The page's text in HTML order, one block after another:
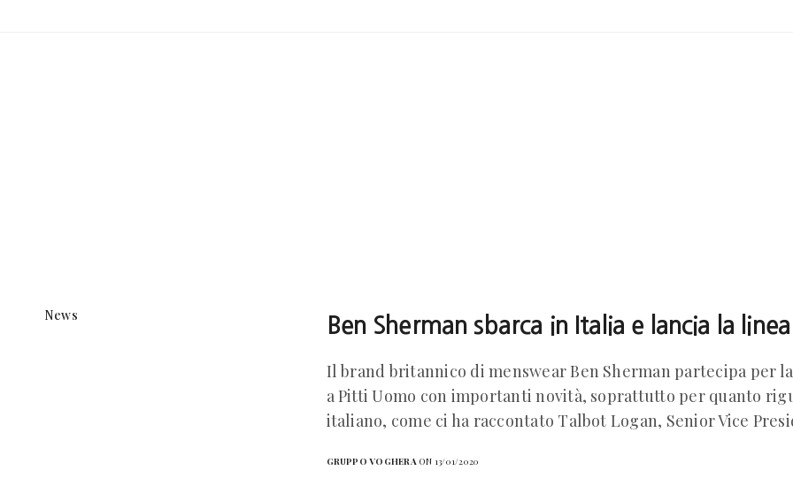
News Ben Sherman sbarca in Italia e lancia la
Il brand britannico di menswear Ben Sherman partecipa per
a Pitti Uomo con importanti novità, soprattutto per quanto
italiano, come ci ha raccontato Talbot Logan, Senior Vice
GRUPPO VOGHERAON 13/01/2020